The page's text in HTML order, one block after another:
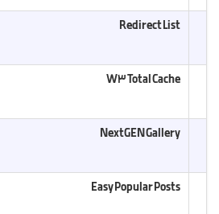
Redirect List
W3 Total Cache
NextGEN Gallery
Easy Popular Posts